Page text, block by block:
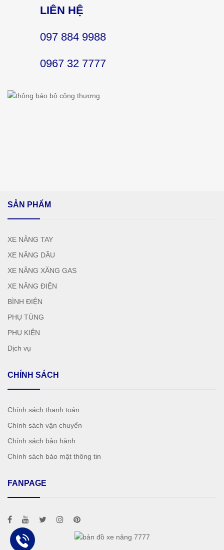
LIÊN HỆ
097 884 9988
0967 32 7777
SẢN PHẨM
XE NÂNG TAY
XE NÂNG DẦU
XE NÂNG XĂNG GAS
XE NÂNG ĐIỆN
BÌNH ĐIỆN
PHỤ TÙNG
PHỤ KIỆN
Dịch vụ
CHÍNH SÁCH
Chính sách thanh toán
Chính sách vận chuyển
Chính sách bảo hành
Chính sách bảo mật thông tin
FANPAGE